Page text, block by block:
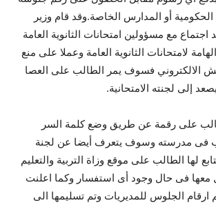
أو المدارس الخاصة.وقد قام وزير
اجتماع مع مسؤولين امتحانات الثانوية العامة
لامتحانات الثانوية العامة وعملا على منع
الالكتروني فسوف يمر الطالب على العصا
إلى لجنته الامتحانية.
على رقمة عن طريق وضع كلمة السر
فى مدرسته وسوف يتعرف أيضا عن لجنة
لها الطالب على موقع وزاة التربية والتعليم
معها فى حال وجود أى استفسار وكما اعلنت
ارقام الجلوس للمديريات وتم تسليمها الى